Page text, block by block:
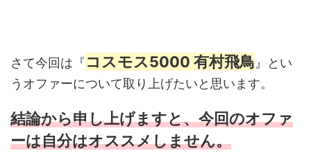
さて今回は『 コスモス5000 有村飛鳥 』とい
うオファーについて取り上げたいと思います。
結論から申し上げますと、今回のオファ
ーは自分はオススメしません。